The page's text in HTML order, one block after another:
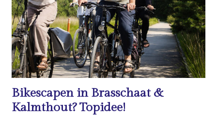
Bikescapen in Brasschaat &
Kalmthout? Topidee!